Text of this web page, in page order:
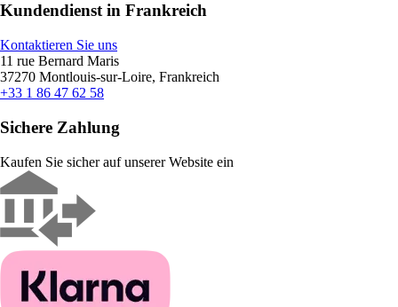
Kundendienst in Frankreich
Kontaktieren Sie uns
11 rue Bernard Maris
37270 Montlouis-sur-Loire, Frankreich
+33 1 86 47 62 58
Sichere Zahlung
Kaufen Sie sicher auf unserer Website ein